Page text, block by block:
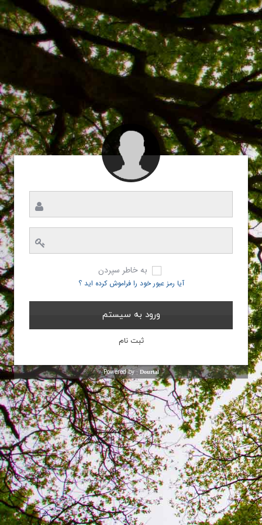
به خاطر سپردن
آیا رمز عبور خود را فراموش کرده اید ؟
Powered by : Dourtal